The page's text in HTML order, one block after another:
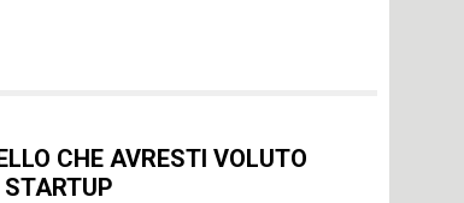
CHE AVRESTI VOLUTO